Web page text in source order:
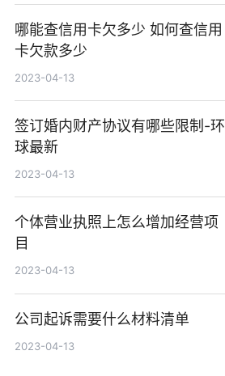
哪能查信用卡欠多少 如何查信用
卡欠款多少
2023-04-13
签订婚内财产协议有哪些限制-环
球最新
2023-04-13
个体营业执照上怎么增加经营项
目
2023-04-13
公司起诉需要什么材料清单
2023-04-13